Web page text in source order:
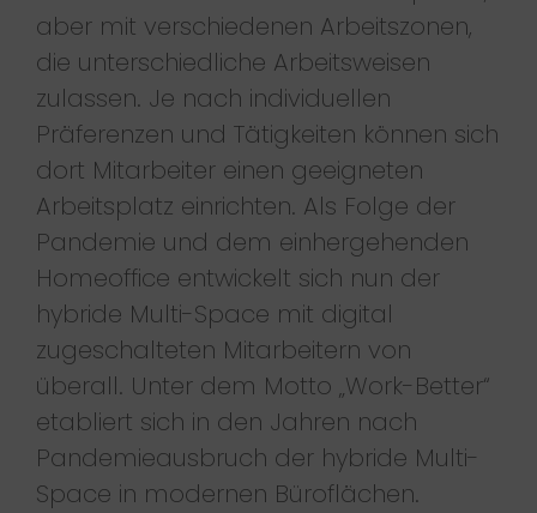
aber mit verschiedenen Arbeitszonen,
die unterschiedliche Arbeitsweisen
zulassen. Je nach individuellen
Präferenzen und Tätigkeiten können sich
dort Mitarbeiter einen geeigneten
Arbeitsplatz einrichten. Als Folge der
Pandemie und dem einhergehenden
Homeoffice entwickelt sich nun der
hybride Multi-Space mit digital
zugeschalteten Mitarbeitern von
überall. Unter dem Motto „Work-Better“
etabliert sich in den Jahren nach
Pandemieausbruch der hybride Multi-
Space in modernen Büroflächen.